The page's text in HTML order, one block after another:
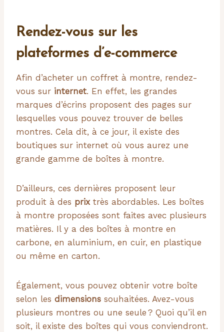
Rendez-vous sur les
plateformes d’e-commerce
Afin d’acheter un coffret à montre, rendez-
vous sur internet. En effet, les grandes
marques d’écrins proposent des pages sur
lesquelles vous pouvez trouver de belles
montres. Cela dit, à ce jour, il existe des
boutiques sur internet où vous aurez une
grande gamme de boîtes à montre.
D’ailleurs, ces dernières proposent leur
produit à des prix très abordables. Les boîtes
à montre proposées sont faites avec plusieurs
matières. Il y a des boîtes à montre en
carbone, en aluminium, en cuir, en plastique
ou même en carton.
Également, vous pouvez obtenir votre boîte
selon les dimensions souhaitées. Avez-vous
plusieurs montres ou une seule ? Quoi qu’il en
soit, il existe des boîtes qui vous conviendront.